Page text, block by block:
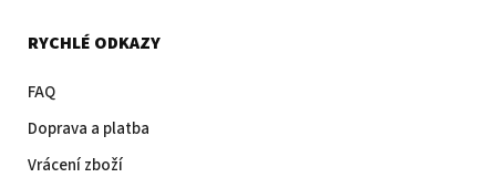
RYCHLÉ ODKAZY
FAQ
Doprava a platba
Vrácení zboží